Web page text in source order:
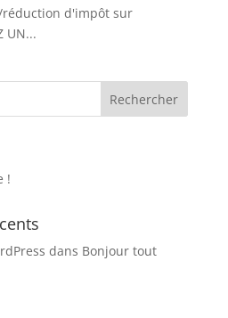
d'impôt sur
UN...
!
dans Bonjour tout